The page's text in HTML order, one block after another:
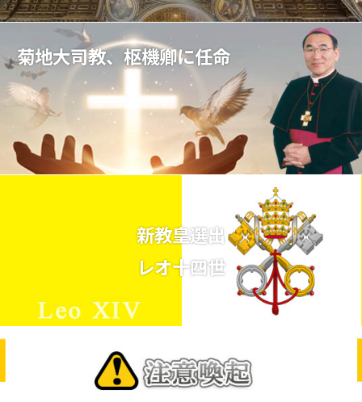
菊地大司教、枢機卿に任命
新教皇選出
レオ十四世